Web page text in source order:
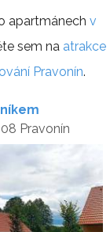
apartmánech v
sem na atrakce
Pravonín.
Pravonín